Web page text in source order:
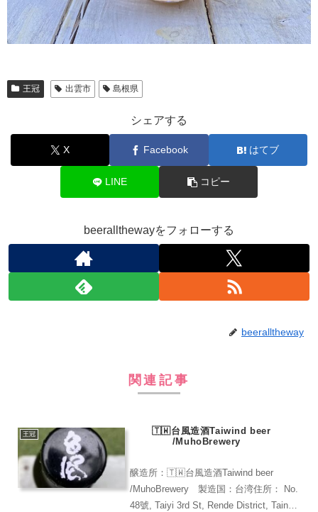
王冠 出雲市 島根県
シェアする
X Facebook はてブ
LINE コピー
beerallthewayをフォローする
beeralltheway
関連記事
王冠
🇹🇼台風造酒Taiwind beer
/MuhoBrewery
醸造所：🇹🇼台風造酒Taiwind beer
/MuhoBrewery 製造国：台湾住所： No.
48號, Taiyi 3rd St, Rende District, Tainan